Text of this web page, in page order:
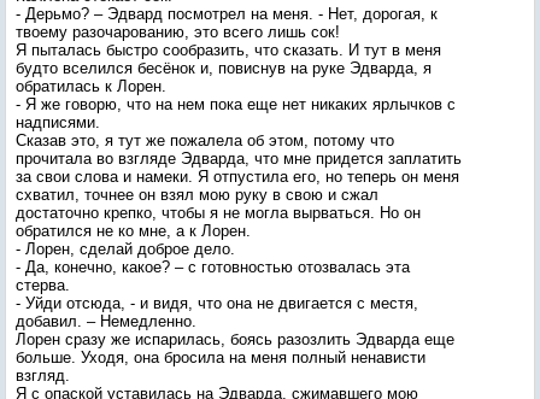
- Дерьмо? – Эдвард посмотрел на меня. - Нет, дорогая, к
твоему разочарованию, это всего лишь сок!
Я пыталась быстро сообразить, что сказать. И тут в меня
будто вселился бесёнок и, повиснув на руке Эдварда, я
обратилась к Лорен.
- Я же говорю, что на нем пока еще нет никаких ярлычков с
надписями.
Сказав это, я тут же пожалела об этом, потому что
прочитала во взгляде Эдварда, что мне придется заплатить
за свои слова и намеки. Я отпустила его, но теперь он меня
схватил, точнее он взял мою руку в свою и сжал
достаточно крепко, чтобы я не могла вырваться. Но он
обратился не ко мне, а к Лорен.
- Лорен, сделай доброе дело.
- Да, конечно, какое? – с готовностью отозвалась эта
стерва.
- Уйди отсюда, - и видя, что она не двигается с местя,
добавил. – Немедленно.
Лорен сразу же испарилась, боясь разозлить Эдварда еще
больше. Уходя, она бросила на меня полный ненависти
взгляд.
Я с опаской уставилась на Эдварда, сжимавшего мою